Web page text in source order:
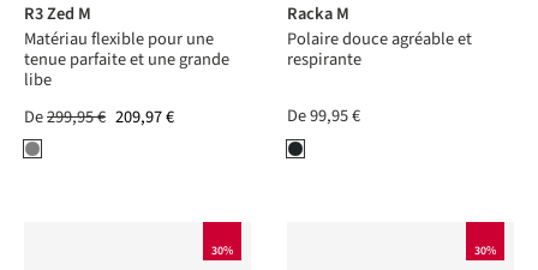
R3 Zed M
Matériau flexible pour une
tenue parfaite et une grande
libe
De299,95 € 209,97 €
Racka M
Polaire douce agréable et
respirante
De99,95 €
30% 30%